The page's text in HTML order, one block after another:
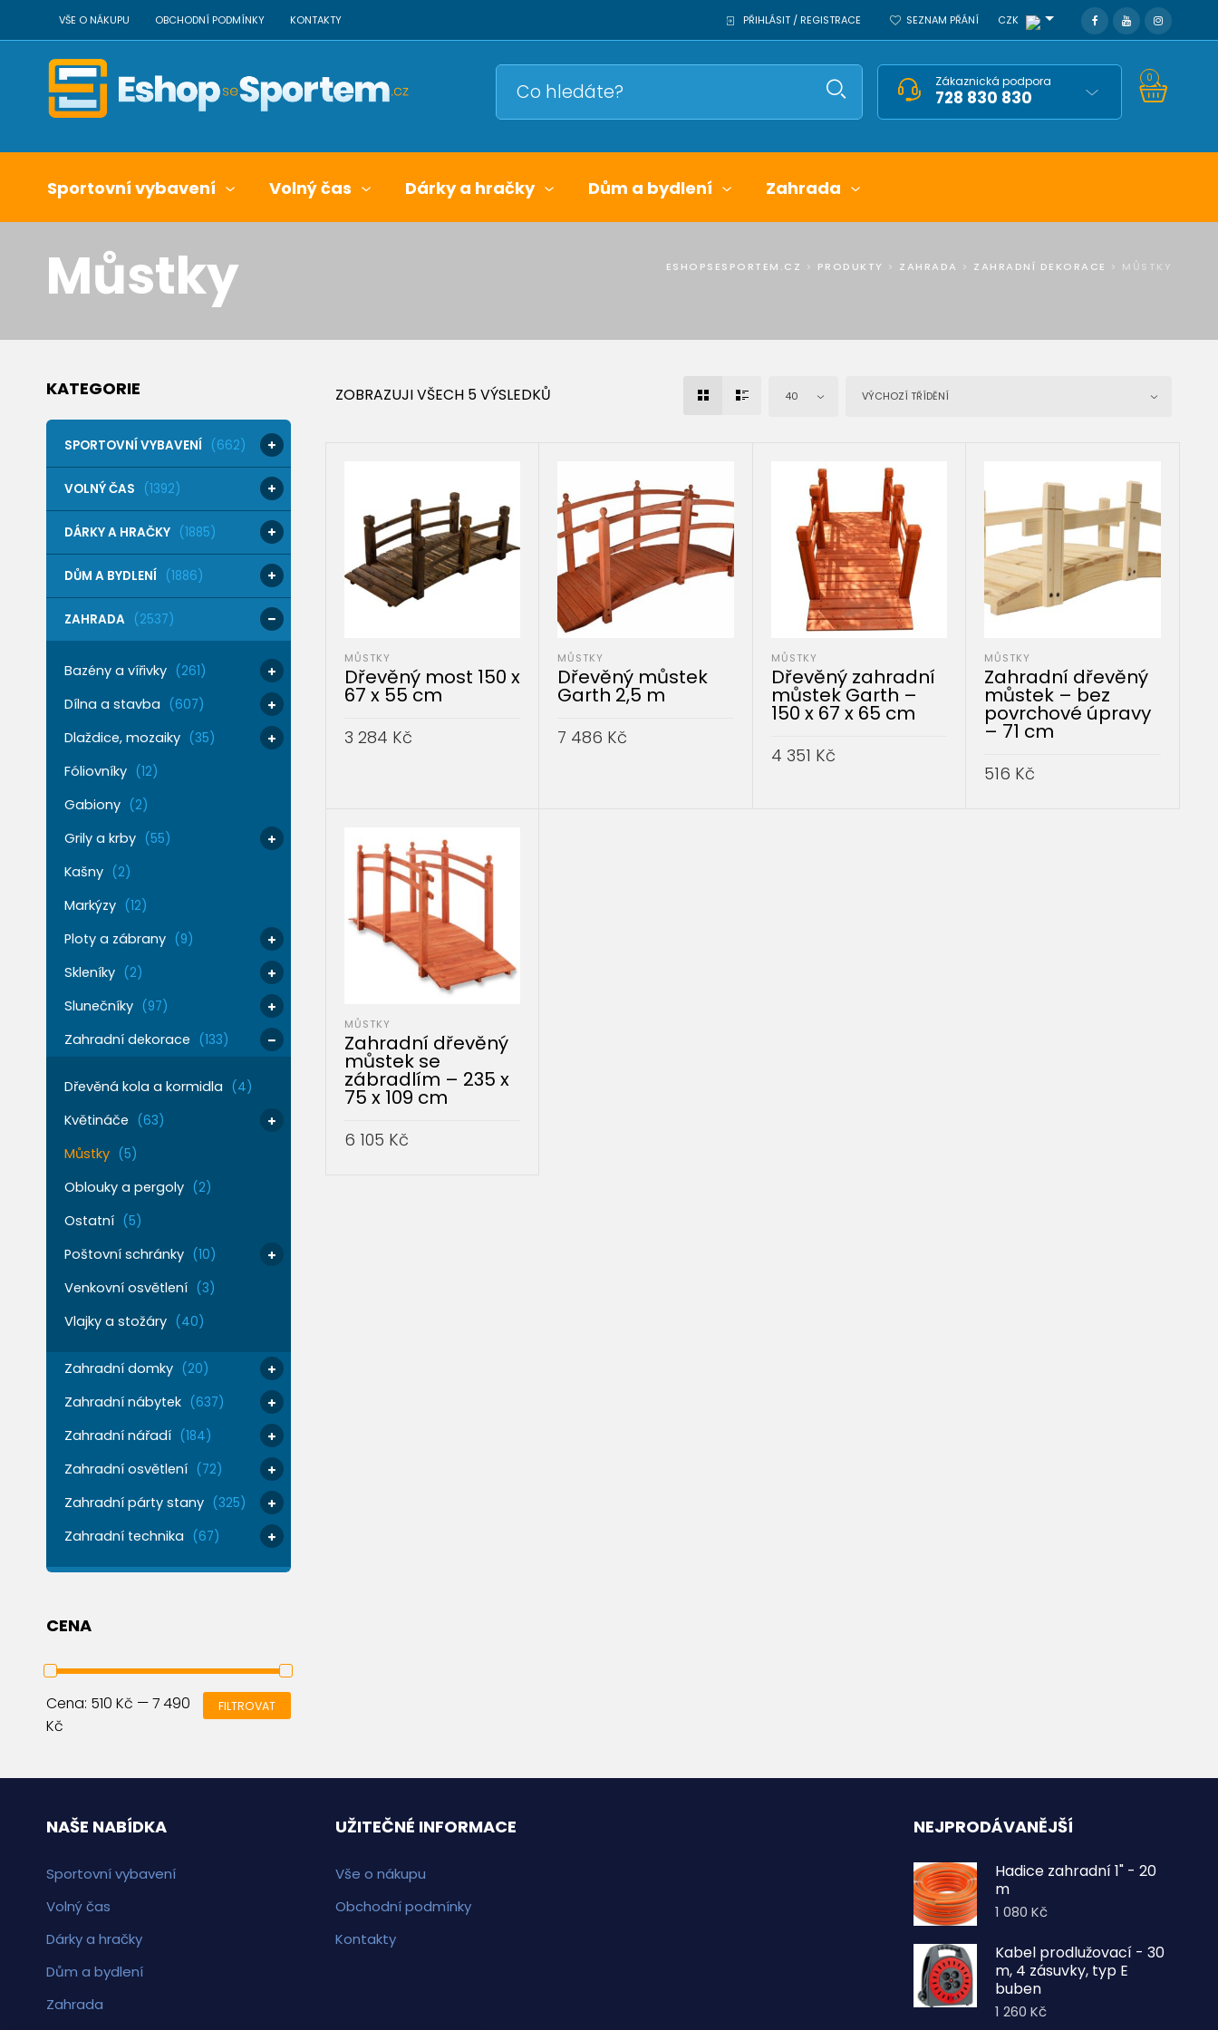
VŠE O NÁKUPU OBCHODNÍ PODMÍNKY KONTAKTY PŘIHLÁSIT / REGISTRACE SEZNAM PŘÁNÍ CZK
Zákaznická podpora
728 830 830
0
Sportovní vybavení Volný čas Dárky a hračky Dům a bydlení Zahrada
ESHOPSESPORTEM.CZ > PRODUKTY > ZAHRADA > ZAHRADNÍ DEKORACE > MŮSTKY
Můstky
KATEGORIE
SPORTOVNÍ VYBAVENÍ (662)
VOLNÝ ČAS (1392)
DÁRKY A HRAČKY (1885)
DŮM A BYDLENÍ (1886)
ZAHRADA (2537)
Bazény a vířivky (261)
Dílna a stavba (607)
Dlaždice, mozaiky (35)
Fóliovníky (12)
Gabiony (2)
Grily a krby (55)
Kašny (2)
Markýzy (12)
Ploty a zábrany (9)
Skleníky (2)
Slunečníky (97)
Zahradní dekorace (133)
Dřevěná kola a kormidla (4)
Květináče (63)
Můstky (5)
Oblouky a pergoly (2)
Ostatní (5)
Poštovní schránky (10)
Venkovní osvětlení (3)
Vlajky a stožáry (40)
Zahradní domky (20)
Zahradní nábytek (637)
Zahradní nářadí (184)
Zahradní osvětlení (72)
Zahradní párty stany (325)
Zahradní technika (67)
CENA
FILTROVAT
Cena: 510 Kč —7 490
Kč
ZOBRAZUJI VŠECH 5 VÝSLEDKŮ 40 VÝCHOZÍ TŘÍDĚNÍ
MŮSTKY
Dřevěný most 150 x
67 x 55 cm
3 284 Kč
MŮSTKY
Dřevěný můstek
Garth 2,5 m
7 486 Kč
MŮSTKY
Dřevěný zahradní
můstek Garth –
150 x 67 x 65 cm
4 351 Kč
MŮSTKY
Zahradní dřevěný
můstek – bez
povrchové úpravy
– 71 cm
516 Kč
MŮSTKY
Zahradní dřevěný
můstek se
zábradlím – 235 x
75 x 109 cm
6 105 Kč
NAŠE NABÍDKA
Sportovní vybavení
Volný čas
Dárky a hračky
Dům a bydlení
Zahrada
UŽITEČNÉ INFORMACE
Vše o nákupu
Obchodní podmínky
Kontakty
NEJPRODÁVANĚJŠÍ
Hadice zahradní 1" - 20
m
1 080 Kč
Kabel prodlužovací - 30
m, 4 zásuvky, typ E
buben
1 260 Kč